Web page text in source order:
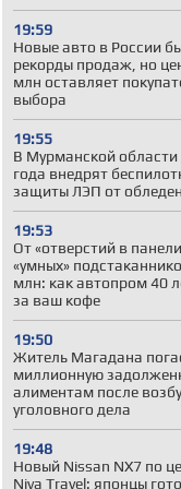
19:59
Новые авто в России
рекорды продаж, но
млн оставляет
выбора
19:55
В Мурманской области
года внедрят
защиты ЛЭП от
19:53
От «отверстий в
«умных»
млн: как автопром 40
за ваш кофе
19:50
Житель Магадана
миллионную
алиментам после
уголовного дела
19:48
Новый Nissan NX7 по
Niva Travel: японцы